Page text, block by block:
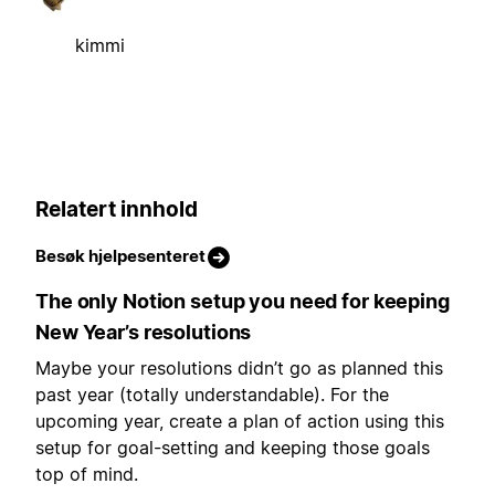
kimmi
Relatert innhold
Besøk hjelpesenteret
The only Notion setup you need for keeping
New Year’s resolutions
Maybe your resolutions didn’t go as planned this
past year (totally understandable). For the
upcoming year, create a plan of action using this
setup for goal-setting and keeping those goals
top of mind.